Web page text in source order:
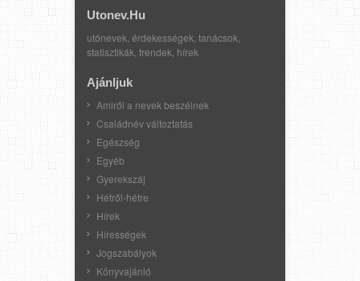
Utonev.hu
utónevek, érdekességek, tanácsok,
statisztikák, trendek, hírek
Ajánljuk
Amiről a nevek beszélnek
Családnév változtatás
Egészség
Egyéb
Gyerekszáj
Hétről-hétre
Hírek
Hírességek
Jogszabályok
Könyvajánló